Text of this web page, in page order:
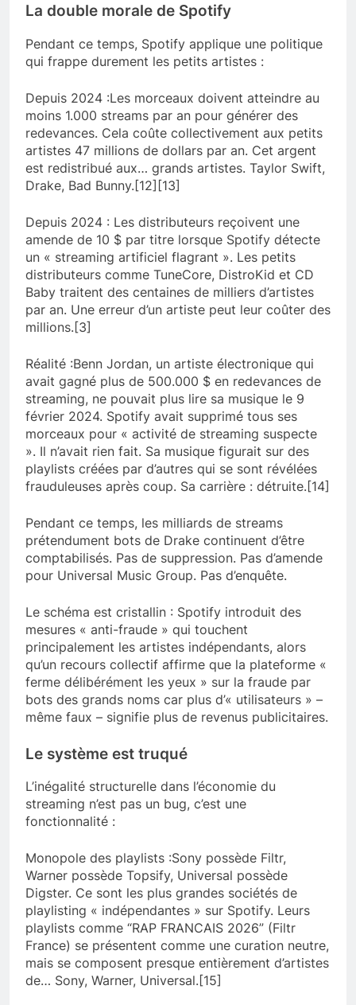
La double morale de Spotify
Pendant ce temps, Spotify applique une politique
qui frappe durement les petits artistes :
Depuis 2024 :Les morceaux doivent atteindre au
moins 1.000 streams par an pour générer des
redevances. Cela coûte collectivement aux petits
artistes 47 millions de dollars par an. Cet argent
est redistribué aux… grands artistes. Taylor Swift,
Drake, Bad Bunny.[12][13]
Depuis 2024 : Les distributeurs reçoivent une
amende de 10 $ par titre lorsque Spotify détecte
un « streaming artificiel flagrant ». Les petits
distributeurs comme TuneCore, DistroKid et CD
Baby traitent des centaines de milliers d’artistes
par an. Une erreur d’un artiste peut leur coûter des
millions.[3]
Réalité :Benn Jordan, un artiste électronique qui
avait gagné plus de 500.000 $ en redevances de
streaming, ne pouvait plus lire sa musique le 9
février 2024. Spotify avait supprimé tous ses
morceaux pour « activité de streaming suspecte
». Il n’avait rien fait. Sa musique figurait sur des
playlists créées par d’autres qui se sont révélées
frauduleuses après coup. Sa carrière : détruite.[14]
Pendant ce temps, les milliards de streams
prétendument bots de Drake continuent d’être
comptabilisés. Pas de suppression. Pas d’amende
pour Universal Music Group. Pas d’enquête.
Le schéma est cristallin : Spotify introduit des
mesures « anti-fraude » qui touchent
principalement les artistes indépendants, alors
qu’un recours collectif affirme que la plateforme «
ferme délibérément les yeux » sur la fraude par
bots des grands noms car plus d’« utilisateurs » –
même faux – signifie plus de revenus publicitaires.
Le système est truqué
L’inégalité structurelle dans l’économie du
streaming n’est pas un bug, c’est une
fonctionnalité :
Monopole des playlists :Sony possède Filtr,
Warner possède Topsify, Universal possède
Digster. Ce sont les plus grandes sociétés de
playlisting « indépendantes » sur Spotify. Leurs
playlists comme “RAP FRANCAIS 2026” (Filtr
France) se présentent comme une curation neutre,
mais se composent presque entièrement d’artistes
de… Sony, Warner, Universal.[15]